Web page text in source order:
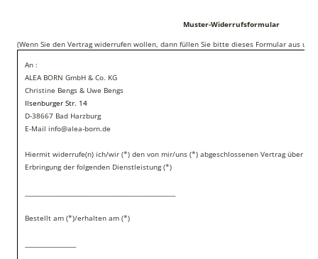
Muster-Widerrufsformular
(Wenn Sie den Vertrag widerrufen wollen, dann füllen Sie bitte dieses Formular aus und
An :
ALEA BORN GmbH & Co. KG
Christine Bengs & Uwe Bengs
Ilsenburger Str. 14
D-38667 Bad Harzburg
E-Mail info@alea-born.de
Hiermit widerrufe(n) ich/wir (*) den von mir/uns (*) abgeschlossenen Vertrag über
Erbringung der folgenden Dienstleistung (*)
Bestellt am (*)/erhalten am (*)